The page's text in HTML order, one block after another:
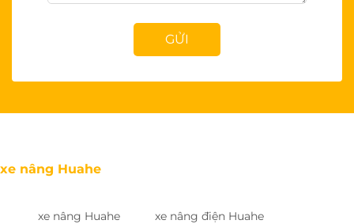
GỬI
xe nâng Huahe
xe nâng Huahe xe nâng điện Huahe